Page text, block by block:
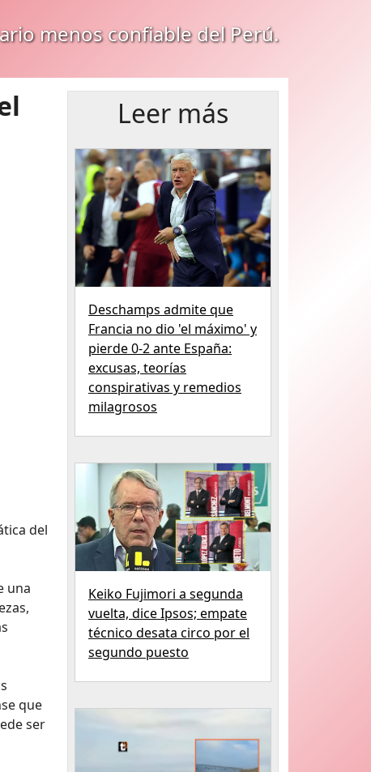
menos confiable del Perú.
del
una
que
ser
Leer más
Deschamps admite que
Francia no dio 'el máximo' y
pierde 0-2 ante España:
excusas, teorías
conspirativas y remedios
milagrosos
Keiko Fujimori a segunda
vuelta, dice Ipsos; empate
técnico desata circo por el
segundo puesto